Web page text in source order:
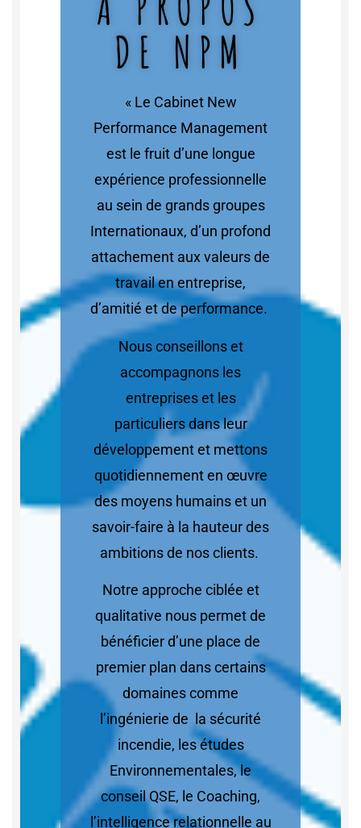
DE NPM
« Le Cabinet New
Performance Management
est le fruit d’une longue
expérience professionnelle
au sein de grands groupes
Internationaux, d’un profond
attachement aux valeurs de
travail en entreprise,
d’amitié et de performance.
Nous conseillons et
accompagnons les
entreprises et les
particuliers dans leur
développement et mettons
quotidiennement en œuvre
des moyens humains et un
savoir-faire à la hauteur des
ambitions de nos clients.
Notre approche ciblée et
qualitative nous permet de
bénéficier d’une place de
premier plan dans certains
domaines comme
l’ingénierie de la sécurité
incendie, les études
Environnementales, le
conseil QSE, le Coaching,
l’intelligence relationnelle au